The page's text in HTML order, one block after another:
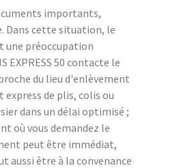
importants,
Dans cette situation, le
une préoccupation
EXPRESS 50 contacte le
du lieu d'enlèvement
de plis, colis ou
dans un délai optimisé ;
où vous demandez le
peut être immédiat,
aussi être à la convenance